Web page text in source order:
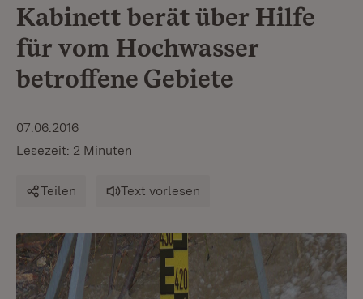
Kabinett berät über Hilfe
für vom Hochwasser
betroffene Gebiete
07.06.2016
Lesezeit: 2 Minuten
Teilen Text vorlesen